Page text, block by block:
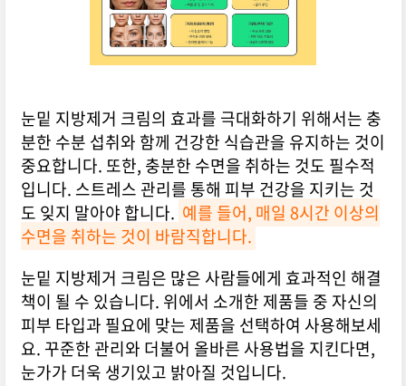
눈밑 지방제거 크림의 효과를 극대화하기 위해서는 충
분한 수분 섭취와 함께 건강한 식습관을 유지하는 것이
중요합니다. 또한, 충분한 수면을 취하는 것도 필수적
입니다. 스트레스 관리를 통해 피부 건강을 지키는 것
도 잊지 말아야 합니다. 예를 들어, 매일 8시간 이상의
수면을 취하는 것이 바람직합니다.
눈밑 지방제거 크림은 많은 사람들에게 효과적인 해결
책이 될 수 있습니다. 위에서 소개한 제품들 중 자신의
피부 타입과 필요에 맞는 제품을 선택하여 사용해보세
요. 꾸준한 관리와 더불어 올바른 사용법을 지킨다면,
눈가가 더욱 생기있고 밝아질 것입니다.